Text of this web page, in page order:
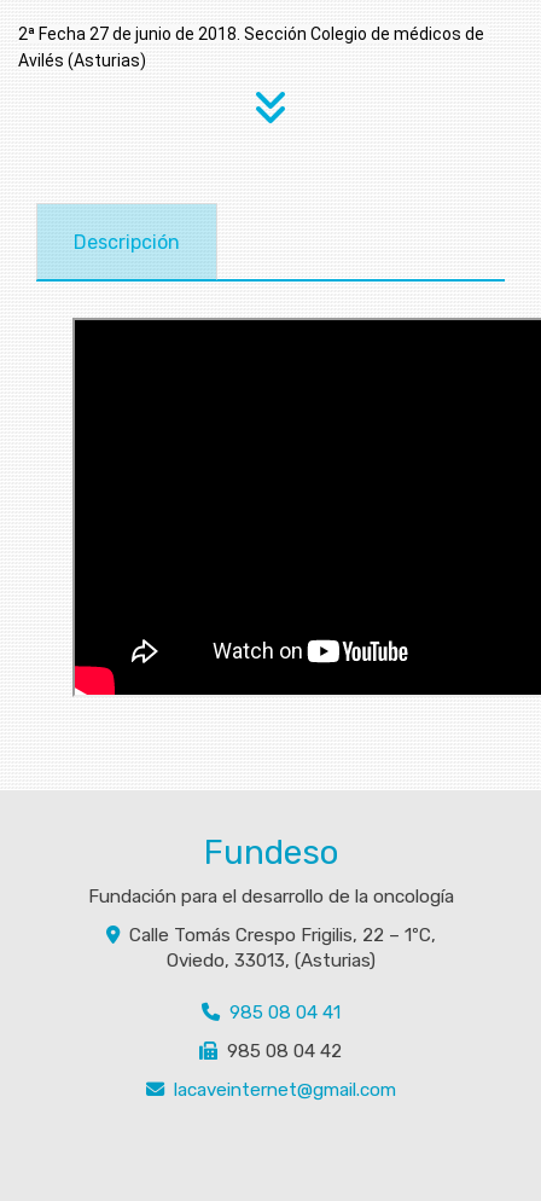
2ª Fecha 27 de junio de 2018. Sección Colegio de médicos de
Avilés (Asturias)
Descripción
Fundeso
Fundación para el desarrollo de la oncología
Calle Tomás Crespo Frigilis, 22 – 1ºC,
Oviedo, 33013, (Asturias)
985 08 04 41
985 08 04 42
lacaveinternet
gmail.com